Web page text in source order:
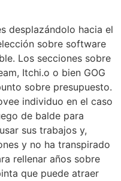
desplazándolo hacia el
sobre software
Los secciones sobre
Itchi.o o bien GOG
sobre presupuesto.
individuo en el caso
de balde para
sus trabajos y,
y no ha transpirado
rellenar años sobre
que puede atraer